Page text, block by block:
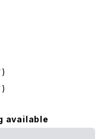
available